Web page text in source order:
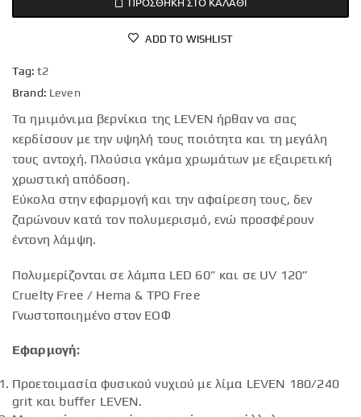
ADD TO WISHLIST
Tag: t2
Brand: Leven
Τα ημιμόνιμα βερνίκια της LEVEN ήρθαν να σας
κερδίσουν με την υψηλή τους ποιότητα και τη μεγάλη
τους αντοχή. Πλούσια γκάμα χρωμάτων με εξαιρετική
χρωστική απόδοση.
Εύκολα στην εφαρμογή και την αφαίρεση τους, δεν
ζαρώνουν κατά τον πολυμερισμό, ενώ προσφέρουν
έντονη λάμψη.
Πολυμερίζονται σε λάμπα LED 60” και σε UV 120”
Cruelty Free / Hema & TPO Free
Γνωστοποιημένο στον ΕΟΦ
Εφαρμογή:
Προετοιμασία φυσικού νυχιού με λίμα LEVEN 180/240
grit και buffer LEVEN.